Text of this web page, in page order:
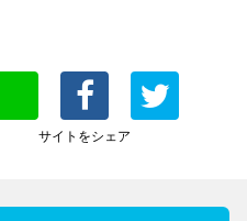
サイトをシェア